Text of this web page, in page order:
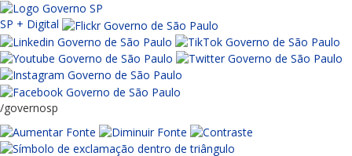
SP + Digital
/governosp